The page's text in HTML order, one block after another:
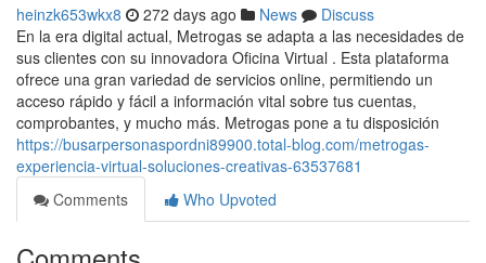
heinzk653wkx8 272 days ago News
Discuss
En la era digital actual, Metrogas se adapta a las necesidades de
sus clientes con su innovadora Oficina Virtual . Esta plataforma
ofrece una gran variedad de servicios online, permitiendo un
acceso rápido y fácil a información vital sobre tus cuentas,
comprobantes, y mucho más. Metrogas pone a tu disposición
https://busarpersonaspordni89900.total-blog.com/metrogas-
experiencia-virtual-soluciones-creativas-63537681
Comments
Who Upvoted